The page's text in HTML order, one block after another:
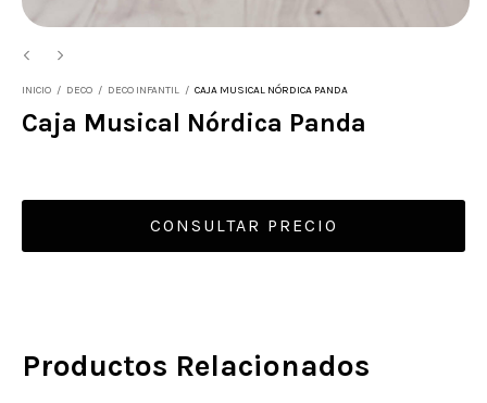
INICIO / DECO / DECO INFANTIL / CAJA MUSICAL NÓRDICA PANDA
Caja Musical Nórdica Panda
Productos Relacionados